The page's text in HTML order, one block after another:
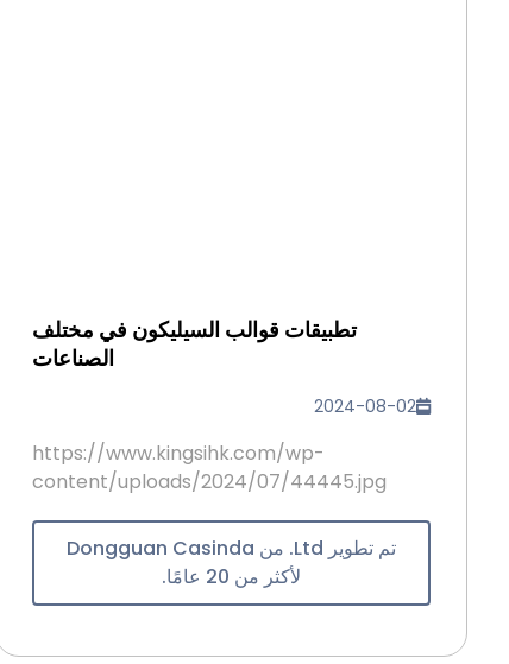
تطبيقات قوالب السيليكون في مختلف
الصناعات
2024-08-02
https://www.kingsihk.com/wp-
content/uploads/2024/07/44445.jpg
تم تطوير Ltd. من Dongguan Casinda
لأكثر من 20 عامًا.